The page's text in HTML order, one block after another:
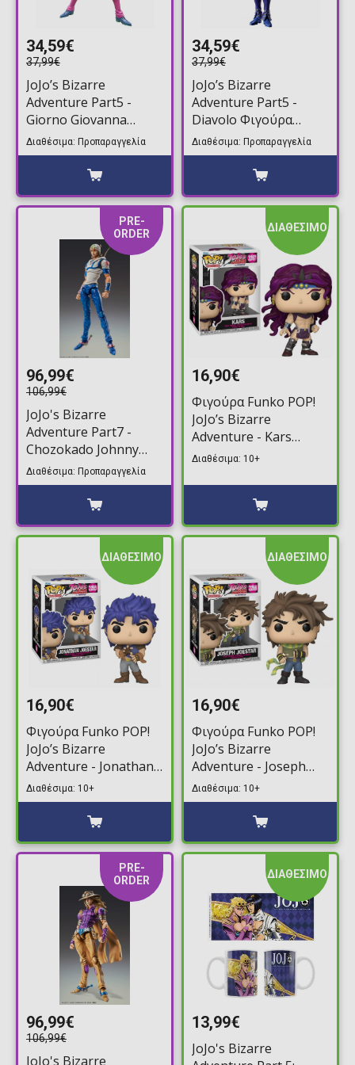
34,59€
37,99€
JoJo’s Bizarre
Adventure Part5 -
Giorno Giovanna
Φιγούρα Αγαλματίδιο
(22cm)
Διαθέσιμα: Προπαραγγελία
34,59€
37,99€
JoJo’s Bizarre
Adventure Part5 -
Diavolo Φιγούρα
Αγαλματίδιο (22cm)
Διαθέσιμα: Προπαραγγελία
PRE-
ORDER
96,99€
106,99€
JoJo's Bizarre
Adventure Part7 -
Chozokado Johnny
Joestar Φιγούρα
Δράσης (15cm)
Διαθέσιμα: Προπαραγγελία
ΔΙΑΘΕΣΙΜΟ
16,90€
Φιγούρα Funko POP!
JoJo’s Bizarre
Adventure - Kars
#2267
Διαθέσιμα: 10+
ΔΙΑΘΕΣΙΜΟ
16,90€
Φιγούρα Funko POP!
JoJo’s Bizarre
Adventure - Jonathan
Joestar #2265
Διαθέσιμα: 10+
ΔΙΑΘΕΣΙΜΟ
16,90€
Φιγούρα Funko POP!
JoJo’s Bizarre
Adventure - Joseph
Joestar #2266
Διαθέσιμα: 10+
PRE-
ORDER
96,99€
106,99€
JoJo's Bizarre
ΔΙΑΘΕΣΙΜΟ
13,99€
JoJo's Bizarre